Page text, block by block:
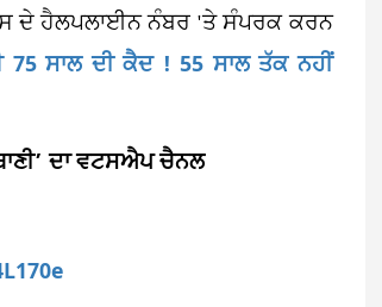
ਦੇ ਹੈਲਪਲਾਈਨ ਨੰਬਰ 'ਤੇ ਸੰਪਰਕ ਕਰਨ
ਸਾਲ ਦੀ ਕੈਦ ! 55 ਸਾਲ ਤੱਕ ਨਹੀਂ
ਦਾ ਵਟਸਐਪ ਚੈਨਲ